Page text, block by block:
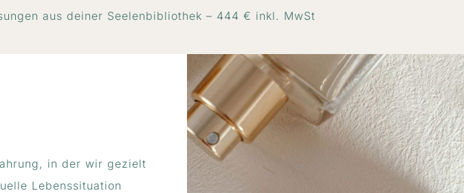
aus deiner Seelenbibliothek – 444 € inkl. MwSt
in der wir gezielt
Lebenssituation